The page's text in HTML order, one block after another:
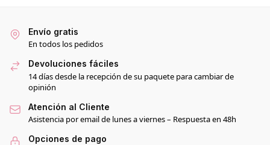
Envío gratis
En todos los pedidos
Devoluciones fáciles
14 días desde la recepción de su paquete para cambiar de
opinión
Atención al Cliente
Asistencia por email de lunes a viernes – Respuesta en 48h
Opciones de pago